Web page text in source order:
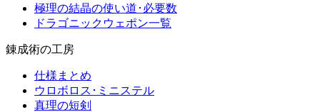
極理の結晶の使い道･必要数
ドラゴニックウェポン一覧
錬成術の工房
仕様まとめ
ウロボロス･ミニステル
真理の短剣